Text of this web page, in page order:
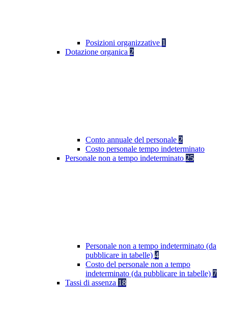
Posizioni organizzative 1
Dotazione organica 2
Conto annuale del personale 2
Costo personale tempo indeterminato
Personale non a tempo indeterminato 25
Personale non a tempo indeterminato (da
pubblicare in tabelle) 4
Costo del personale non a tempo
indeterminato (da pubblicare in tabelle) 7
Tassi di assenza 18